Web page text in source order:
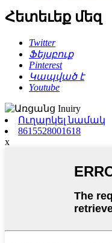
Հետեւեք մեզ
Twitter
Ֆեյսբուք
Pinterest
Կապված է
Youtube
Ուղարկել նամակ
8615528001618
x